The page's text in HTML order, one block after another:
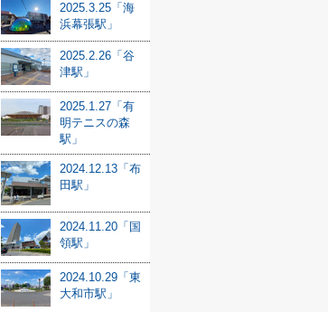
2025.3.25「海
浜幕張駅」
2025.2.26「谷
津駅」
2025.1.27「有
明テニスの森
駅」
2024.12.13「布
田駅」
2024.11.20「国
領駅」
2024.10.29「東
大和市駅」